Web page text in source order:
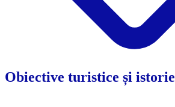
Obiective turistice și istorie